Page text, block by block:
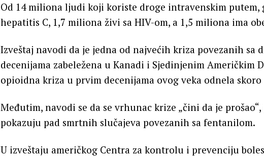
Od 14 miliona ljudi koji koriste droge intravenskim putem,
hepatitis C, 1,7 miliona živi sa HIV-om, a 1,5 miliona ima
Izveštaj navodi da je jedna od najvećih kriza povezanih sa
decenijama zabeležena u Kanadi i Sjedinjenim Američkim
opioidna kriza u prvim decenijama ovog veka odnela
Međutim, navodi se da se vrhunac krize „čini da je prošao“,
pokazuju pad smrtnih slučajeva povezanih sa fentanilom.
U izveštaju američkog Centra za kontrolu i prevenciju